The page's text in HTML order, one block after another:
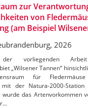
zur
von
(am Beispiel
2026
vorliegenden
„Wilsener Tannen“
für
mit der Natura-2000-
wurde das Artenvorkommen